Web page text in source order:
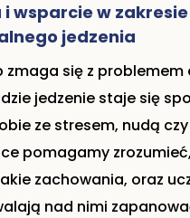
i wsparcie w zakresie
jedzenia
zmaga się z
jedzenie staje się
ze stresem, nudą
pomagamy
zachowania, oraz
nad nimi